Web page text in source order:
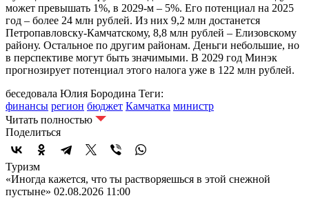
может превышать 1%, в 2029-м – 5%. Его потенциал на 2025
год – более 24 млн рублей. Из них 9,2 млн достанется
Петропавловску-Камчатскому, 8,8 млн рублей – Елизовскому
району. Остальное по другим районам. Деньги небольшие, но
в перспективе могут быть значимыми. В 2029 год Минэк
прогнозирует потенциал этого налога уже в 122 млн рублей.
беседовала Юлия Бородина Теги:
финансы регион бюджет Камчатка министр
Читать полностью
Поделиться
Туризм
«Иногда кажется, что ты растворяешься в этой снежной
пустыне» 02.08.2026 11:00